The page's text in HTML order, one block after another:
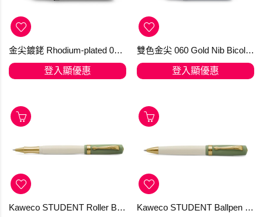
金尖鍍銠 Rhodium-plated 060 Kaweco 14 Kt. Gold (訂購)
登入顯優惠
雙色金尖 060 Gold Nib Bicolor 14 Kt Kaweco (訂購)
登入顯優惠
Kaweco STUDENT Roller Ball 60's Swing Kaweco STUDENT Ballpen 60's Swing 原子筆